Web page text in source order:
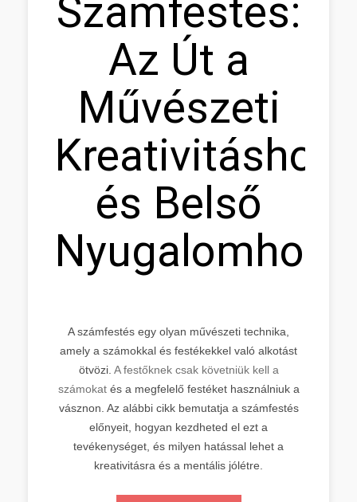
Számfestés:
Az Út a
Művészeti
Kreativitáshoz
és Belső
Nyugalomhoz
A számfestés egy olyan művészeti technika,
amely a számokkal és festékekkel való alkotást
ötvözi. A festőknek csak követniük kell a
számokatés a megfelelő festéket használniuk a
vásznon. Az alábbi cikk bemutatja a számfestés
előnyeit, hogyan kezdheted el ezt a
tevékenységet, és milyen hatással lehet a
kreativitásra és a mentális jólétre.